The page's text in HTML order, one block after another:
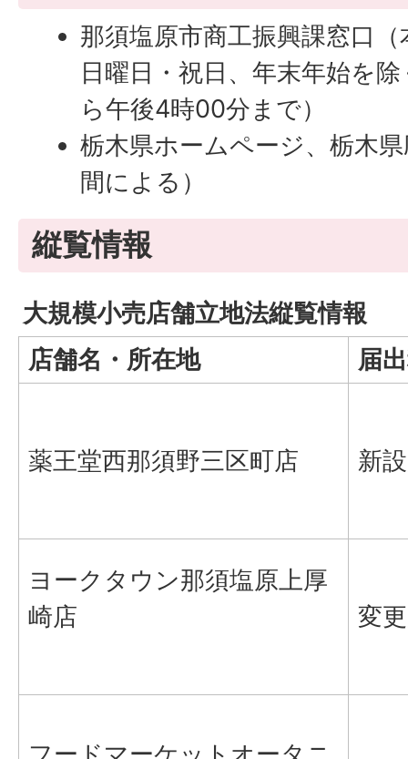
那須塩原市商工振興課窓口
日曜日・祝日、年末年始を
ら午後4時00分まで）
栃木県ホームページ、栃木
間による）
縦覧情報
大規模小売店舗立地法縦覧情報
店舗名・所在地
届
薬王堂西那須野三区町店 新
ヨークタウン那須塩原上厚
崎店
変